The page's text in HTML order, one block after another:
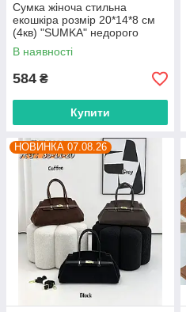
Сумка жіноча стильна
екошкіра розмір 20*14*8 см
(4кв) "SUMKA" недорого
гуртом від прямого
постачальника
В наявності
584 ₴
Купити
НОВИНКА 07.08.26